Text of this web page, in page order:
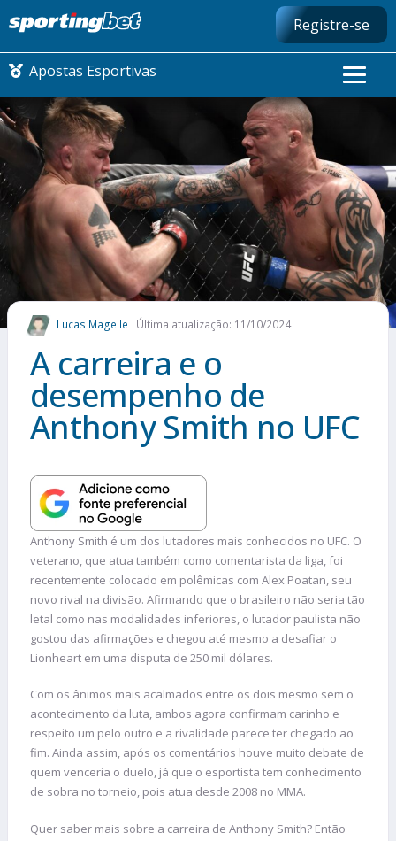
Registre-se
Apostas Esportivas
CONMEBOL LIBERTADORES
FUTEBOL NACIONAL
FUTEBOL INTERNACIONAL
COMO APOSTAR
MAIS ESPORTES
Lucas Magelle Última atualização: 11/10/2024
A carreira e o
desempenho de
Anthony Smith no UFC
Anthony Smith é um dos lutadores mais conhecidos no UFC. O
veterano, que atua também como comentarista da liga, foi
recentemente colocado em polêmicas com Alex Poatan, seu
novo rival na divisão. Afirmando que o brasileiro não seria tão
letal como nas modalidades inferiores, o lutador paulista não
gostou das afirmações e chegou até mesmo a desafiar o
Lionheart em uma disputa de 250 mil dólares.
Com os ânimos mais acalmados entre os dois mesmo sem o
acontecimento da luta, ambos agora confirmam carinho e
respeito um pelo outro e a rivalidade parece ter chegado ao
fim. Ainda assim, após os comentários houve muito debate de
quem venceria o duelo, já que o esportista tem conhecimento
de sobra no torneio, pois atua desde 2008 no MMA.
Quer saber mais sobre a carreira de Anthony Smith? Então